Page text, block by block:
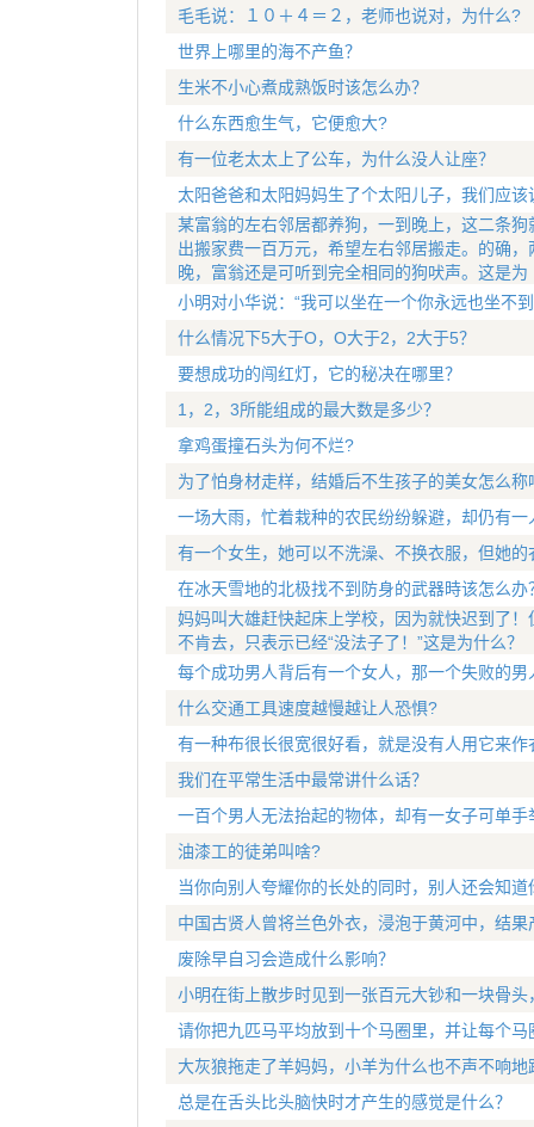
毛毛说：１０＋４＝２，老师也说对，为什么?
世界上哪里的海不产鱼？
生米不小心煮成熟饭时该怎么办？
什么东西愈生气，它便愈大?
有一位老太太上了公车，为什么没人让座？
太阳爸爸和太阳妈妈生了个太阳儿子，我们应
某富翁的左右邻居都养狗，一到晚上，这二条
出搬家费一百万元，希望左右邻居搬走。的确
晚，富翁还是可听到完全相同的狗吠声。这是为
小明对小华说：“我可以坐在一个你永远也坐不
什么情况下5大于O，O大于2，2大于5？
要想成功的闯红灯，它的秘决在哪里？
1，2，3所能组成的最大数是多少？
拿鸡蛋撞石头为何不烂?
为了怕身材走样，结婚后不生孩子的美女怎么称
一场大雨，忙着栽种的农民纷纷躲避，却仍有一
有一个女生，她可以不洗澡、不换衣服，但她
在冰天雪地的北极找不到防身的武器時该怎么办
妈妈叫大雄赶快起床上学校，因为就快迟到了
不肯去，只表示已经“没法子了！”这是为什么？
每个成功男人背后有一个女人，那一个失败的男
什么交通工具速度越慢越让人恐惧?
有一种布很长很宽很好看，就是没有人用它来
我们在平常生活中最常讲什么话？
一百个男人无法抬起的物体，却有一女子可单
油漆工的徒弟叫啥?
当你向别人夸耀你的长处的同时，别人还会知道
中国古贤人曾将兰色外衣，浸泡于黄河中，结果
废除早自习会造成什么影响？
小明在街上散步时见到一张百元大钞和一块骨
请你把九匹马平均放到十个马圈里，并让每个
大灰狼拖走了羊妈妈，小羊为什么也不声不响地
总是在舌头比头脑快时才产生的感觉是什么？